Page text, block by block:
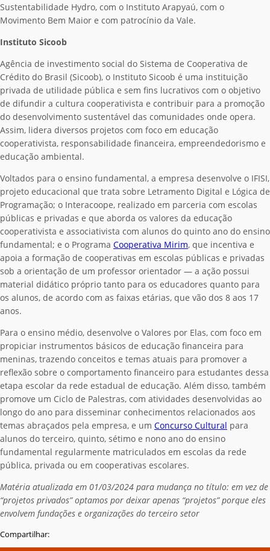
Sustentabilidade Hydro, com o Instituto Arapyaú, com o
Movimento Bem Maior e com patrocínio da Vale.
Instituto Sicoob
Agência de investimento social do Sistema de Cooperativa de
Crédito do Brasil (Sicoob), o Instituto Sicoob é uma instituição
privada de utilidade pública e sem fins lucrativos com o objetivo
de difundir a cultura cooperativista e contribuir para a promoção
do desenvolvimento sustentável das comunidades onde opera.
Assim, lidera diversos projetos com foco em educação
cooperativista, responsabilidade financeira, empreendedorismo e
educação ambiental.
Voltados para o ensino fundamental, a empresa desenvolve o IFISI,
projeto educacional que trata sobre Letramento Digital e Lógica de
Programação; o Interacoope, realizado em parceria com escolas
públicas e privadas e que aborda os valores da educação
cooperativista e associativista com alunos do quinto ano do ensino
fundamental; e o Programa Cooperativa Mirim, que incentiva e
apoia a formação de cooperativas em escolas públicas e privadas
sob a orientação de um professor orientador — a ação possui
material didático próprio tanto para os educadores quanto para
os alunos, de acordo com as faixas etárias, que vão dos 8 aos 17
anos.
Para o ensino médio, desenvolve o Valores por Elas, com foco em
propiciar instrumentos básicos de educação financeira para
meninas, trazendo conceitos e temas atuais para promover a
reflexão sobre o comportamento financeiro para estudantes dessa
etapa escolar da rede estadual de educação. Além disso, também
promove um Ciclo de Palestras, com atividades desenvolvidas ao
longo do ano para disseminar conhecimentos relacionados aos
temas abraçados pela empresa, e um Concurso Cultural para
alunos do terceiro, quinto, sétimo e nono ano do ensino
fundamental regularmente matriculados em escolas da rede
pública, privada ou em cooperativas escolares.
Matéria atualizada em 01/03/2024 para mudança no título: em vez de
“projetos privados” optamos por deixar apenas “projetos” porque eles
envolvem fundações e organizações do terceiro setor
Compartilhar: